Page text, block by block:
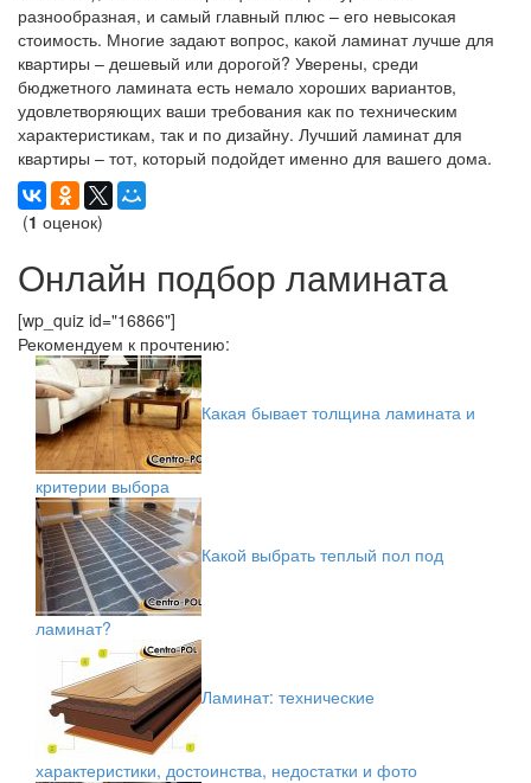
разнообразная, и самый главный плюс – его невысокая
стоимость. Многие задают вопрос, какой ламинат лучше для
квартиры – дешевый или дорогой? Уверены, среди
бюджетного ламината есть немало хороших вариантов,
удовлетворяющих ваши требования как по техническим
характеристикам, так и по дизайну. Лучший ламинат для
квартиры – тот, который подойдет именно для вашего дома.
(1 оценок)
Онлайн подбор ламината
[wp_quiz id="16866"]
Рекомендуем к прочтению:
Какая бывает толщина ламината и
критерии выбора
Какой выбрать теплый пол под
ламинат?
Ламинат: технические
характеристики, достоинства, недостатки и фото